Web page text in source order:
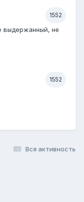
1552
выдержанный, не
1552
Вся активность